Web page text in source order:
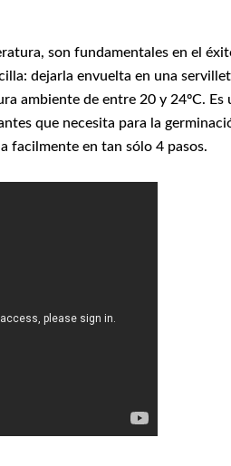
son fundamentales en el
dejarla envuelta en una
ambiente de entre 20 y 24ºC.
que necesita para la
facilmente en tan sólo 4 pasos.